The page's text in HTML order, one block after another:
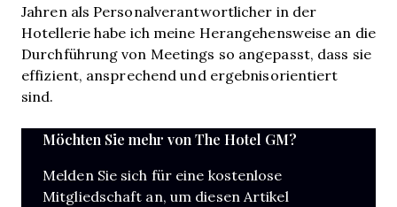
Jahren als Personalverantwortlicher in der
Hotellerie habe ich meine Herangehensweise an die
Durchführung von Meetings so angepasst, dass sie
effizient, ansprechend und ergebnisorientiert
sind.
Möchten Sie mehr von The Hotel GM?
Melden Sie sich für eine kostenlose
Mitgliedschaft an, um diesen Artikel